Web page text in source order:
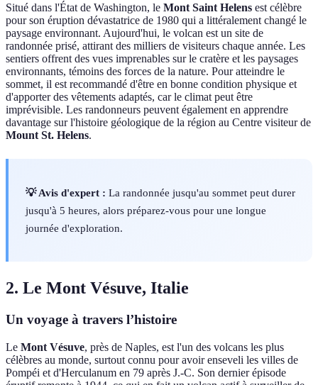
Situé dans l'État de Washington, le Mont Saint Helens est célèbre
pour son éruption dévastatrice de 1980 qui a littéralement changé le
paysage environnant. Aujourd'hui, le volcan est un site de
randonnée prisé, attirant des milliers de visiteurs chaque année. Les
sentiers offrent des vues imprenables sur le cratère et les paysages
environnants, témoins des forces de la nature. Pour atteindre le
sommet, il est recommandé d'être en bonne condition physique et
d'apporter des vêtements adaptés, car le climat peut être
imprévisible. Les randonneurs peuvent également en apprendre
davantage sur l'histoire géologique de la région au Centre visiteur de
Mount St. Helens.
💡 Avis d'expert : La randonnée jusqu'au sommet peut durer
jusqu'à 5 heures, alors préparez-vous pour une longue
journée d'exploration.
2. Le Mont Vésuve, Italie
Un voyage à travers l’histoire
Le Mont Vésuve, près de Naples, est l'un des volcans les plus
célèbres au monde, surtout connu pour avoir enseveli les villes de
Pompéi et d'Herculanum en 79 après J.-C. Son dernier épisode